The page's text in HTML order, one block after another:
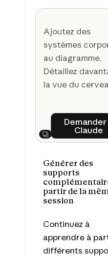
Ajoutez des
systèmes
au diagramme.
Détaillez
la vue du
Next
Demander
Claude
Générer des
supports
partir de la
session
Continuez à
apprendre à
différents